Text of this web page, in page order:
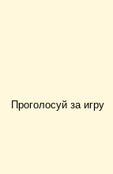
Проголосуй за игру